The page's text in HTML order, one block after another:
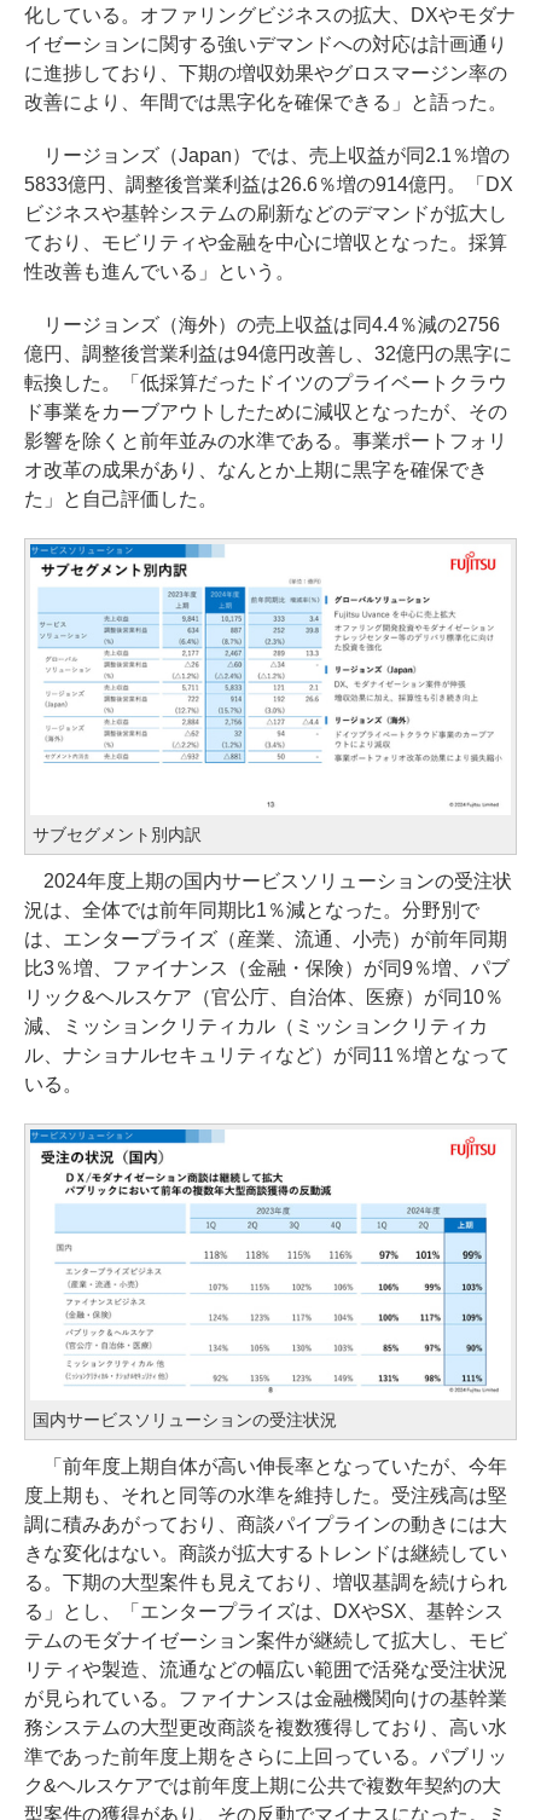
化している。オファリングビジネスの拡大、DXやモダナ
イゼーションに関する強いデマンドへの対応は計画通り
に進捗しており、下期の増収効果やグロスマージン率の
改善により、年間では黒字化を確保できる」と語った。
リージョンズ（Japan）では、売上収益が同2.1％増の
5833億円、調整後営業利益は26.6％増の914億円。「DX
ビジネスや基幹システムの刷新などのデマンドが拡大し
ており、モビリティや金融を中心に増収となった。採算
性改善も進んでいる」という。
リージョンズ（海外）の売上収益は同4.4％減の2756
億円、調整後営業利益は94億円改善し、32億円の黒字に
転換した。「低採算だったドイツのプライベートクラウ
ド事業をカーブアウトしたために減収となったが、その
影響を除くと前年並みの水準である。事業ポートフォリ
オ改革の成果があり、なんとか上期に黒字を確保でき
た」と自己評価した。
サブセグメント別内訳
2024年度上期の国内サービスソリューションの受注状
況は、全体では前年同期比1％減となった。分野別で
は、エンタープライズ（産業、流通、小売）が前年同期
比3％増、ファイナンス（金融・保険）が同9％増、パブ
リック&ヘルスケア（官公庁、自治体、医療）が同10％
減、ミッションクリティカル（ミッションクリティカ
ル、ナショナルセキュリティなど）が同11％増となって
いる。
国内サービスソリューションの受注状況
「前年度上期自体が高い伸長率となっていたが、今年
度上期も、それと同等の水準を維持した。受注残高は堅
調に積みあがっており、商談パイプラインの動きには大
きな変化はない。商談が拡大するトレンドは継続してい
る。下期の大型案件も見えており、増収基調を続けられ
る」とし、「エンタープライズは、DXやSX、基幹シス
テムのモダナイゼーション案件が継続して拡大し、モビ
リティや製造、流通などの幅広い範囲で活発な受注状況
が見られている。ファイナンスは金融機関向けの基幹業
務システムの大型更改商談を複数獲得しており、高い水
準であった前年度上期をさらに上回っている。パブリッ
ク&ヘルスケアでは前年度上期に公共で複数年契約の大
型案件の獲得があり、その反動でマイナスになった。ミ